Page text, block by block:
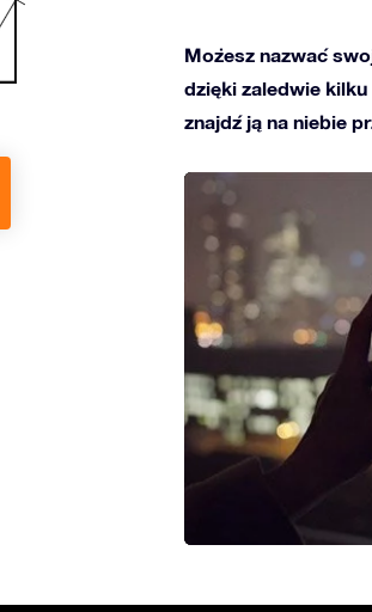
Możesz nazwać
dzięki zaledwie
znajdź ją na niebie